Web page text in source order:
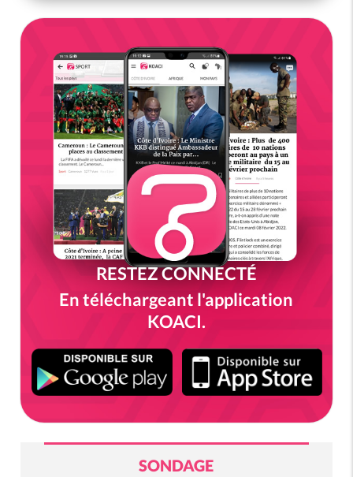
RESTEZ CONNECTÉ
En téléchargeant l'application
KOACI.
SONDAGE